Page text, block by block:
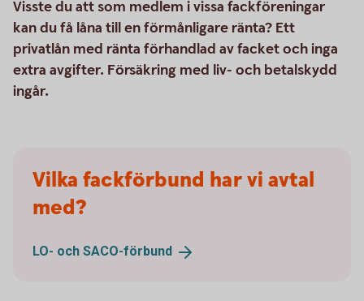
Visste du att som medlem i vissa fackföreningar
kan du få låna till en förmånligare ränta? Ett
privatlån med ränta förhandlad av facket och inga
extra avgifter. Försäkring med liv- och betalskydd
ingår.
Vilka fackförbund har vi avtal
med?
LO- och SACO-förbund